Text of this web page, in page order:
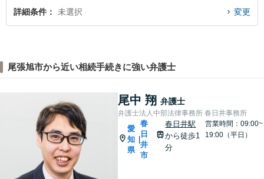
詳細条件 未選択 変更
尾張旭市から近い相続手続きに強い弁護士
尾中 翔 弁護士
弁護士法人中部法律事務所 春日井事務所
愛
知
県
春
日
井
市
春日井駅
から徒歩1
分
営業時間：09:00~
19:00（平日）